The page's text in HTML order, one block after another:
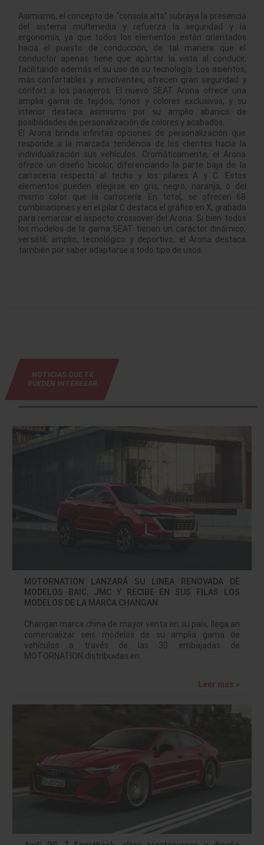
Asimismo, el concepto de “consola alta” subraya la presencia
del sistema multimedia y refuerza la seguridad y la
ergonomía, ya que todos los elementos están orientados
hacia el puesto de conducción, de tal manera que el
conductor apenas tiene que apartar la vista al conducir,
facilitando además el su uso de su tecnología. Los asientos,
más confortables y envolventes, ofrecen gran seguridad y
confort a los pasajeros. El nuevo SEAT Arona ofrece una
amplia gama de tejidos, tonos y colores exclusivos, y su
interior destaca asimismo por su amplio abanico de
posibilidades de personalización de colores y acabados.
El Arona brinda infinitas opciones de personalización que
responde a la marcada tendencia de los clientes hacia la
individualización sus vehículos. Cromáticamente, el Arona
ofrece un diseño bicolor, diferenciando la parte baja de la
carrocería respecto al techo y los pilares A y C. Estos
elementos pueden elegirse en gris, negro, naranja, o del
mismo color que la carrocería. En total, se ofrecen 68
combinaciones y en el pilar C destaca el gráfico en X, grabado
para remarcar el aspecto crossover del Arona. Si bien todos
los modelos de la gama SEAT tienen un carácter dinámico,
versátil, amplio, tecnológico y deportivo, el Arona destaca
también por saber adaptarse a todo tipo de usos.
NOTICIAS QUE TE
PUEDEN INTERESAR
MOTORNATION LANZARÁ SU LINEA RENOVADA DE
MODELOS BAIC, JMC Y RECIBE EN SUS FILAS LOS
MODELOS DE LA MARCA CHANGAN
Changan marca china de mayor venta en su país, llega an
comercializar seis modelos de su amplia gama de
vehículos a través de las 30 embajadas de
MOTORNATION distribuidas en…
Leer más »